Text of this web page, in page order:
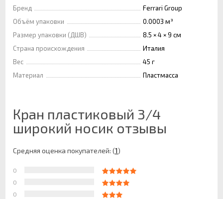
Бренд
Ferrari Group
Объём упаковки
0.0003 м³
Размер упаковки (ДШВ)
8.5 × 4 × 9 см
Страна происхождения
Италия
Вес
45 г
Материал
Пластмасса
Кран пластиковый 3/4
широкий носик отзывы
Средняя оценка покупателей: (1)
0
0
0